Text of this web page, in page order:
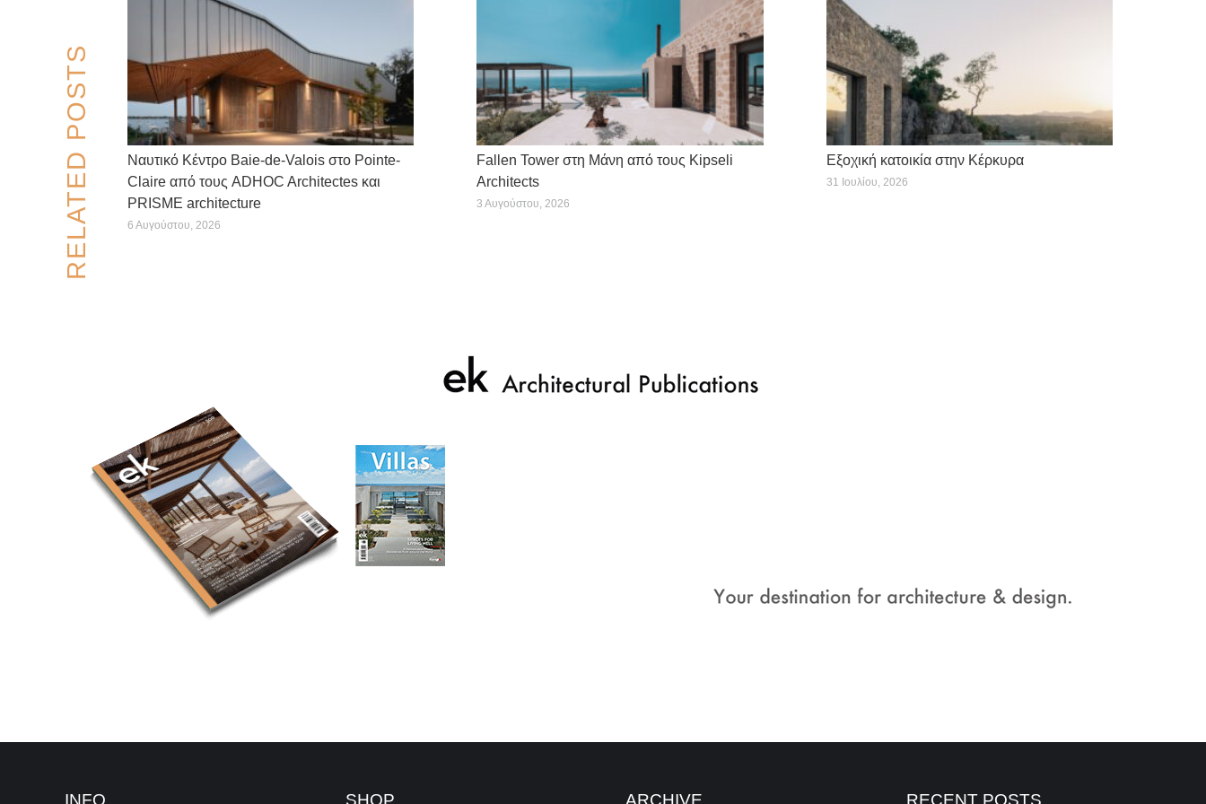
RELATED POSTS
Ναυτικό Κέντρο Baie-de-Valois στο Pointe-
Claire από τους ADHOC Architectes και
PRISME architecture
6 Αυγούστου, 2026
Fallen Tower στη Μάνη από τους Kipseli
Architects
3 Αυγούστου, 2026
Εξοχική κατοικία στην Κέρκυρα
31 Ιουλίου, 2026
INFO SHOP ARCHIVE RECENT POSTS